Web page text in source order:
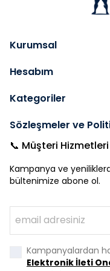
Kurumsal
Hesabım
Kategoriler
Sözleşmeler ve
📞 Müşteri
Kampanya ve
bültenimize abone ol.
Kampanyalardan
Elektronik İleti